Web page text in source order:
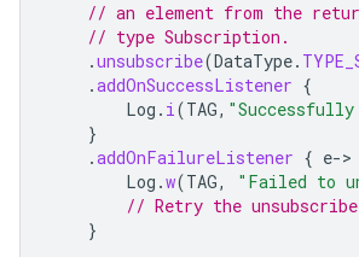
// an element from the
// type Subscription.
.unsubscribe(DataType.
.addOnSuccessListener {
Log . i(TAG,
}
.addOnFailureListener { e-
Log .w(TAG, "Failed to
// Retry the
}